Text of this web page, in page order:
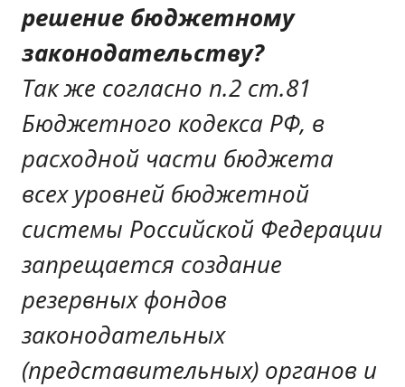
решение бюджетному
законодательству?
Так же согласно п.2 ст.81
Бюджетного кодекса РФ, в
расходной части бюджета
всех уровней бюджетной
системы Российской Федерации
запрещается создание
резервных фондов
законодательных
(представительных) органов и